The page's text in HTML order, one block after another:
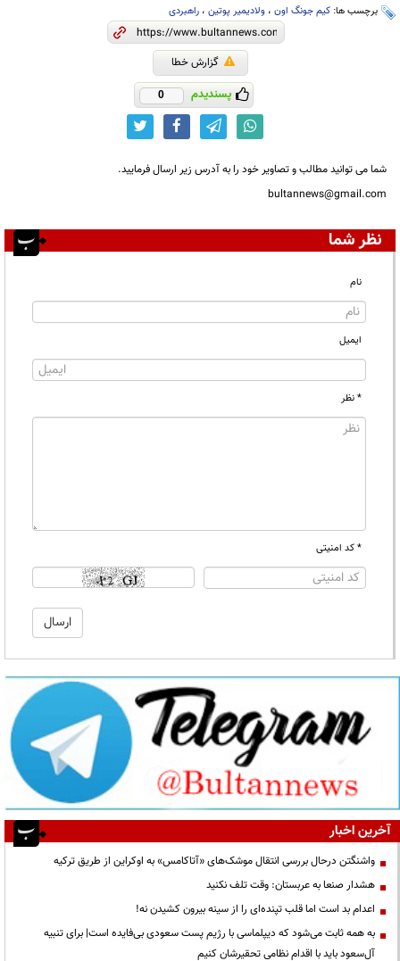
برچسب ها: کیم جونگ اون ، ولادیمیر پوتین ، راهبردی
گزارش خطا
پسندیدم 0
شما می توانید مطالب و تصاویر خود را به آدرس زیر ارسال فرمایید.
bultannews@gmail.com
نظر شما
نام
ایمیل
* نظر
* کد امنیتی
آخرین اخبار
واشنگتن درحال بررسی انتقال موشک‌های «آتاکامس» به اوکراین از طریق ترکیه
هشدار صنعا به عربستان: وقت تلف نکنید
اعدام بد است اما قلب تپنده‌ای را از سینه بیرون کشیدن نه!
به همه ثابت می‌شود که دیپلماسی با رژیم پست سعودی بی‌فایده است| برای تنبیه
آل‌سعود باید با اقدام نظامی تحقیرشان کنیم